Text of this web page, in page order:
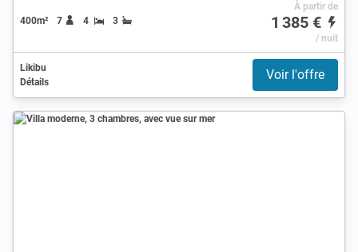
400m² 7 4 3
À partir de
1 385 €
/ nuit
Likibu
Détails
Voir l'offre